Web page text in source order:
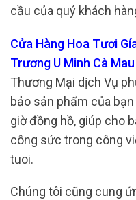
cầu của quý khách
Cửa Hàng Hoa Tươi
Trương U Minh Cà
Thương Mại dịch Vụ
bảo sản phẩm của
giờ đồng hồ, giúp cho
công sức trong công
tuoi.
Chúng tôi cũng cung